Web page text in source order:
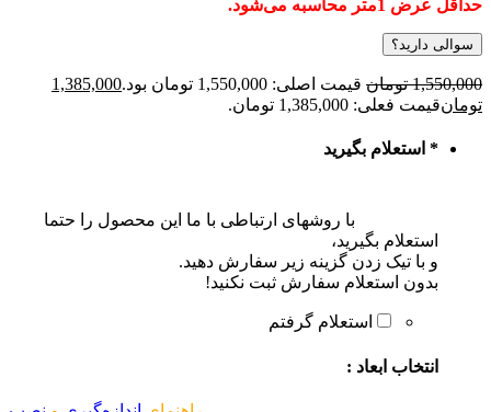
عرض 1متر محاسبه می‌شود.
سوالی دارید؟
تومان قیمت اصلی: 1,550,000 تومان بود.
1,385,000
قیمت فعلی: 1,385,000 تومان.
استعلام بگیرید
با روشهای ارتباطی با ما این محصول را حتما
استعلام بگیرید،
و با تیک زدن گزینه زیر سفارش دهید.
بدون استعلام سفارش ثبت نکنید!
استعلام گرفتم
انتخاب ابعاد :